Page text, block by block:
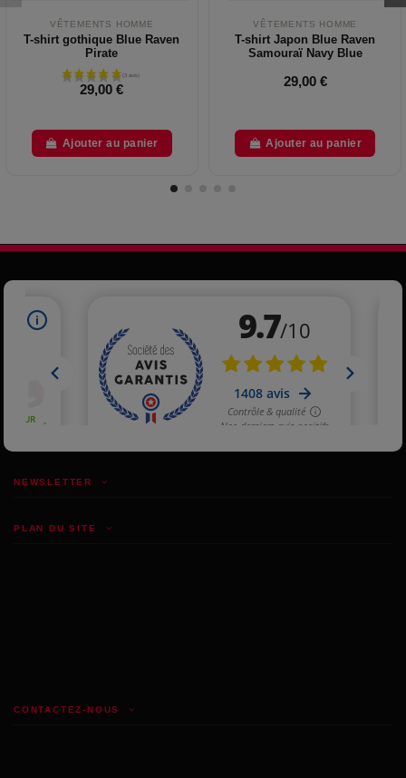
VÊTEMENTS HOMME
T-shirt gothique Blue Raven
Pirate
29,00 €
Ajouter au panier
VÊTEMENTS HOMME
T-shirt Japon Blue Raven
Samouraï Navy Blue
29,00 €
Ajouter au panier
PLAN DU SITE
CONTACTEZ-NOUS
NEWSLETTER